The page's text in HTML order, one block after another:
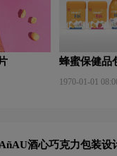
蜂蜜保健品
1970-01-01
酒心巧克力包装设